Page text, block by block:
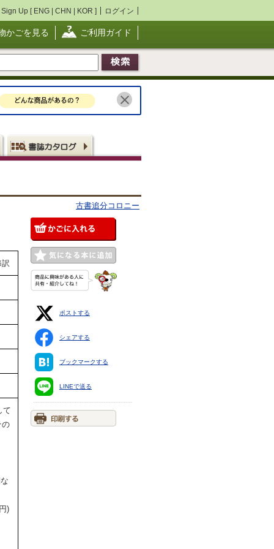
Sign Up [ ENG | CHN | KOR ] ログイン
かごを見る ご利用ガイド
古書追分コロニー
て
の
)
ポストする
シェアする
ブックマークする
LINEで送る